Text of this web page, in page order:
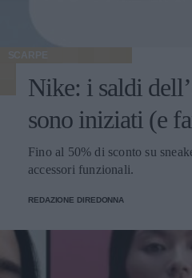
SCARPE
Nike: i saldi
sono iniziati (e
Fino al 50% di sconto su
accessori funzionali.
REDAZIONE DIREDONNA